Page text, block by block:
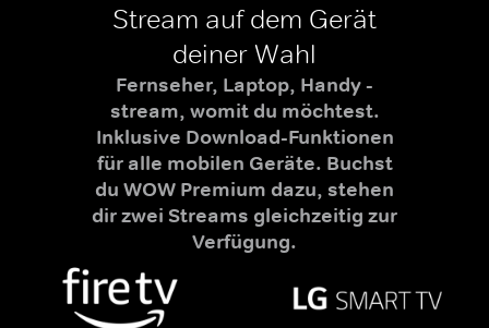
Stream auf dem Gerät
deiner Wahl
Fernseher, Laptop, Handy -
stream, womit du möchtest.
Inklusive Download-Funktionen
für alle mobilen Geräte. Buchst
du WOW Premium dazu, stehen
dir zwei Streams gleichzeitig zur
Verfügung.